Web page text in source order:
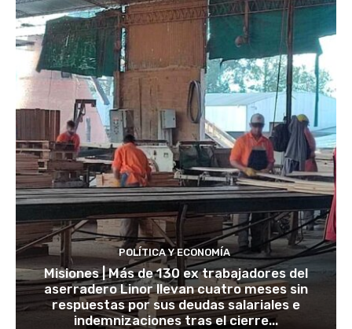
POLÍTICA Y ECONOMÍA
Misiones | Más de 130 ex trabajadores del
aserradero Linor llevan cuatro meses sin
respuestas por sus deudas salariales e
indemnizaciones tras el cierre...